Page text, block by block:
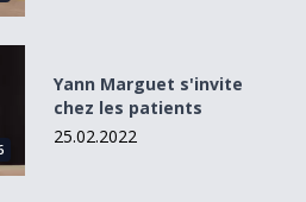
chez les patients
Yann Marguet s'invite
chez les patients
25.02.2022